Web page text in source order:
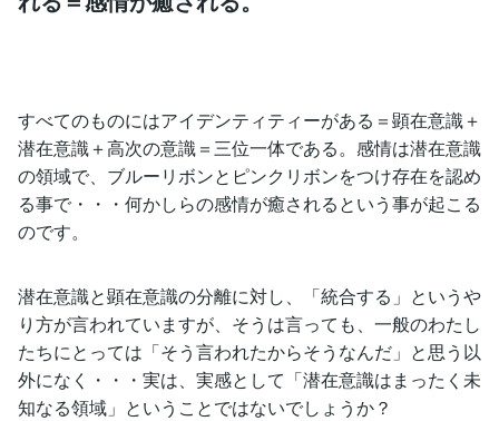
すべてのものにはアイデンティティーがある＝顕在意識＋
潜在意識＋高次の意識＝三位一体である。感情は潜在意識
の領域で、ブルーリボンとピンクリボンをつけ存在を認め
る事で・・・何かしらの感情が癒されるという事が起こる
のです。
潜在意識と顕在意識の分離に対し、「統合する」というや
り方が言われていますが、そうは言っても、一般のわたし
たちにとっては「そう言われたからそうなんだ」と思う以
外になく・・・実は、実感として「潜在意識はまったく未
知なる領域」ということではないでしょうか？